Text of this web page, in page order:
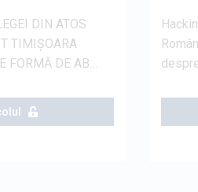
DIN ATOS
TIMIȘOARA
FORMĂ DE AB…